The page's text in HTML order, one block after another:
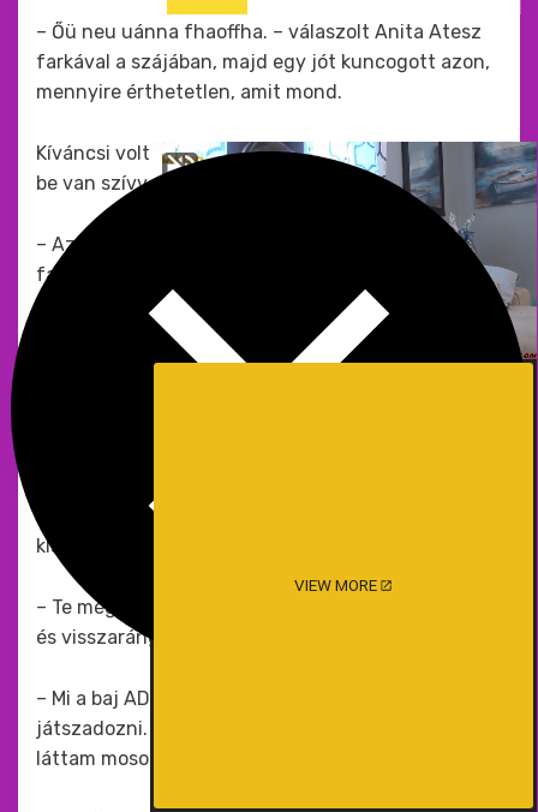
– Őü neu uánna fhaoffha. – válaszolt Anita Atesz
farkával a szájában, majd egy jót kuncogott azon,
mennyire érthetetlen, amit mond.
Kíváncsi voltam, hogy csak úgy viselkedik, mint aki
be van szívva, vagy tényleg megvan a hatása is.
– Azt hiszem azt mondta, hogy ők nem vágynak
farokra. – tolmácsolt Rita. Mindig azt vettem, aki
éppen beszélt. – Totál leszbik. A T.A.T.U. lányoknak
képzelik magukat, és úgy is csinálnak mindig.
lenéztem a kamerával, Dina már szájába is vette a
kis Davie-t.
– Te mégis micsinálsz? – kérdeztem meglepődve,
és visszarángattam a gatyámat.
– Mi a baj ADIDAS-fiú? Azt hittem, velem akarsz
játszadozni. – mosolygott rám. Akkor először
láttam mosolyt az arcán.
VIEW MORE